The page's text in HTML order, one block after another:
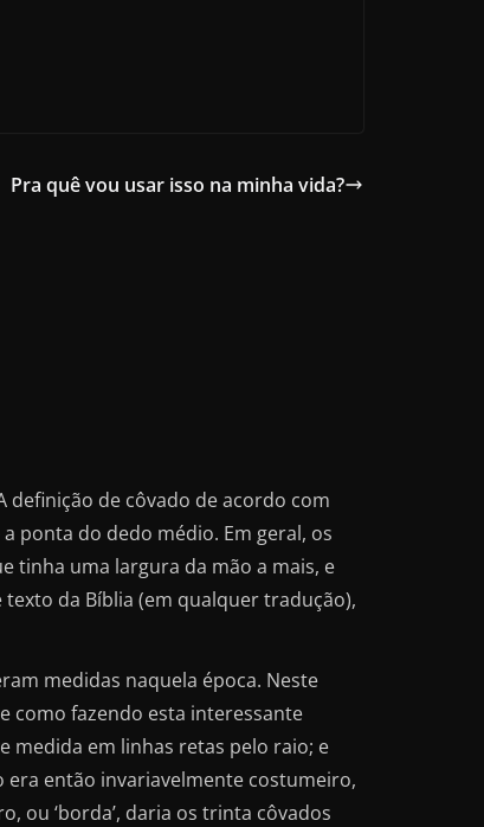
Pra quê vou usar isso na minha vida?
definição de côvado de acordo com
ponta do dedo médio. Em geral, os
tinha uma largura da mão a mais, e
da Bíblia (em qualquer tradução),
medidas naquela época. Neste
como fazendo esta interessante
medida em linhas retas pelo raio; e
então invariavelmente costumeiro,
ou ‘borda’, daria os trinta côvados